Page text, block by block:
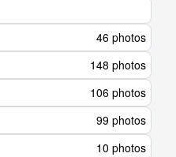
46 photos
148 photos
106 photos
99 photos
10 photos